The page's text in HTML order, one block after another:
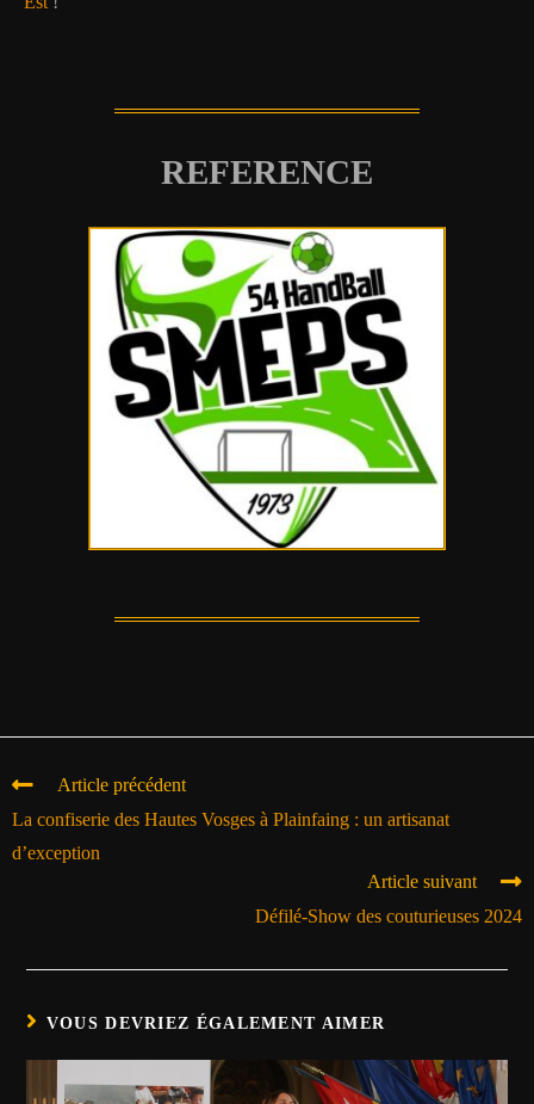
REFERENCE
Article précédent
La confiserie des Hautes Vosges à Plainfaing : un artisanat
d’exception
Article suivant
Défilé-Show des couturieuses 2024
VOUS DEVRIEZ ÉGALEMENT AIMER